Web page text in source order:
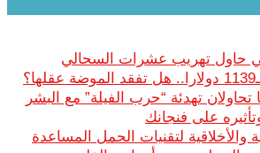
حاول تهريب عشرات السحالي
تحاولان تهدئة “حرب الفيلة” مع البشر
على فنجانك
والأخلاقية لتقنيات الحمل المساعدة